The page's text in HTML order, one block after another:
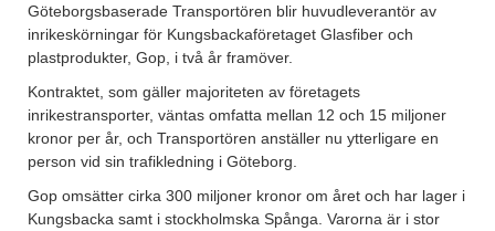
Göteborgsbaserade Transportören blir huvudleverantör av
inrikeskörningar för Kungsbackaföretaget Glasfiber och
plastprodukter, Gop, i två år framöver.
Kontraktet, som gäller majoriteten av företagets
inrikestransporter, väntas omfatta mellan 12 och 15 miljoner
kronor per år, och Transportören anställer nu ytterligare en
person vid sin trafikledning i Göteborg.
Gop omsätter cirka 300 miljoner kronor om året och har lager i
Kungsbacka samt i stockholmska Spånga. Varorna är i stor